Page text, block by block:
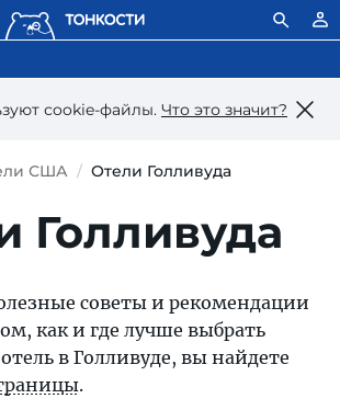
сookie-файлы. Что это значит?
США Отели Голливуда
Голливуда
советы и рекомендации
как и где лучше выбрать
в Голливуде, вы найдете
.